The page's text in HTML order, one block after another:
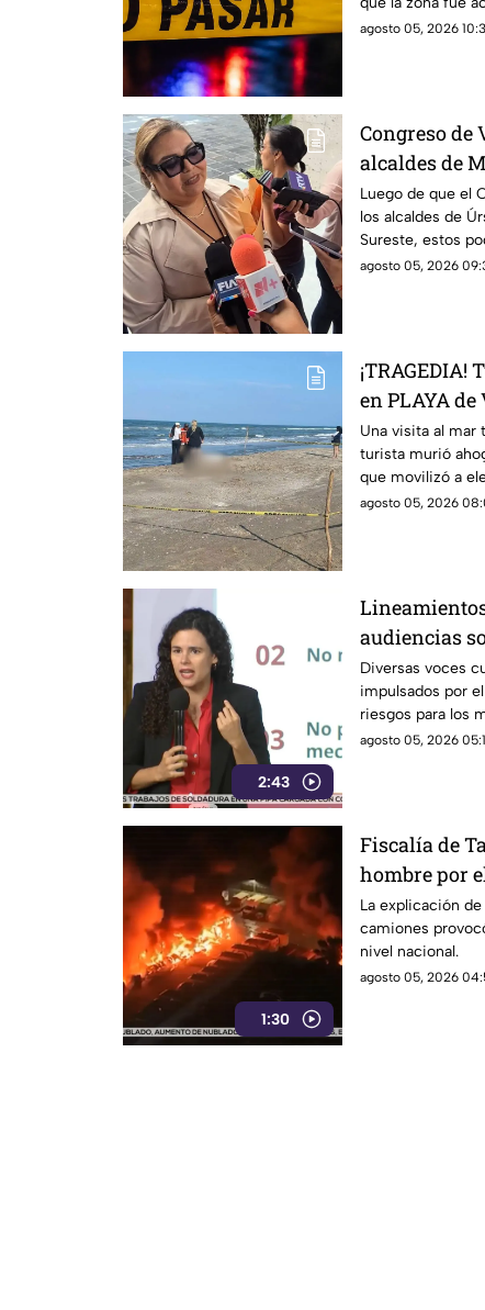
agosto 05, 2026
Congreso de
alcaldes de
podrían ser
Luego de que el
los alcaldes de
Sureste, estos
autoridades. Uno
agosto 05, 2026
¡TRAGEDIA!
en PLAYA de
Una visita al mar
turista murió
que movilizó a
seguridad.
agosto 05, 2026
2:43
audiencias
Diversas voces
impulsados por
riesgos para los
agosto 05, 2026
1:30
Fiscalía de
hombre por
camiones de
La explicación
camiones
nivel nacional.
agosto 05, 2026